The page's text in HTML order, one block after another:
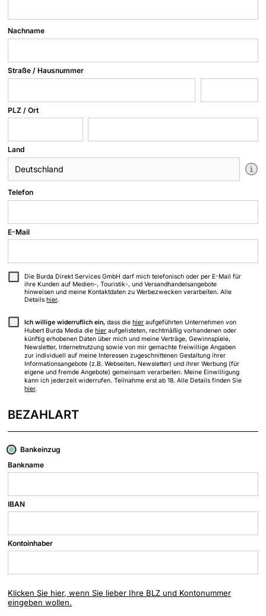
Nachname
Straße / Hausnummer
PLZ / Ort
Land
Telefon
E-Mail
Die Burda Direkt Services GmbH darf mich telefonisch oder per E-Mail für
ihre Kunden auf Medien-, Touristik-, und Versandhandelsangebote
hinweisen und meine Kontaktdaten zu Werbezwecken verarbeiten. Alle
Details hier.
Ich willige widerruflich ein, dass diehier aufgeführten Unternehmen von
Hubert Burda Media diehier aufgelisteten, rechtmäßig vorhandenen oder
künftig erhobenen Daten über mich und meine Verträge, Gewinnspiele,
Newsletter, Internetnutzung sowie von mir gemachte freiwillige Angaben
zur individuell auf meine Interessen zugeschnittenen Gestaltung ihrer
Informationsangebote (z.B. Webseiten, Newsletter) und ihrer Werbung (für
eigene und fremde Angebote) gemeinsam verarbeiten. Meine Einwilligung
kann ich jederzeit widerrufen. Teilnahme erst ab 18. Alle Details finden Sie
hier.
BEZAHLART
Bankeinzug
Bankname
IBAN
Kontoinhaber
Klicken Sie hier, wenn Sie lieber Ihre BLZ und Kontonummer
eingeben wollen.